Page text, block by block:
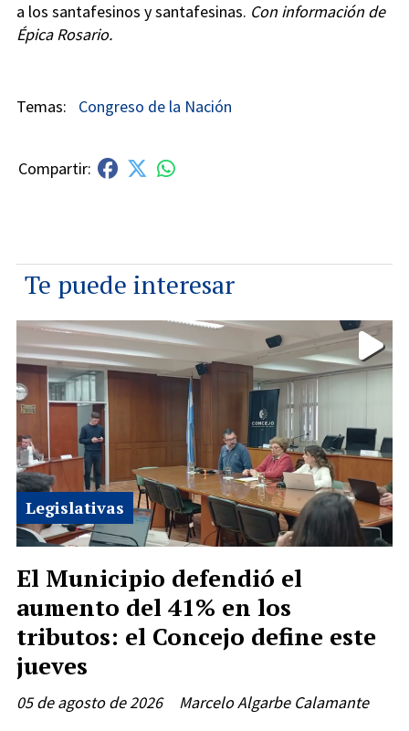
a los santafesinos y santafesinas. Con información de
Épica Rosario.
Congreso de la Nación
Te puede interesar
El Municipio defendió el
aumento del 41% en los
tributos: el Concejo define este
jueves
Marcelo Algarbe Calamante
Legislativas
05 de agosto de 2026